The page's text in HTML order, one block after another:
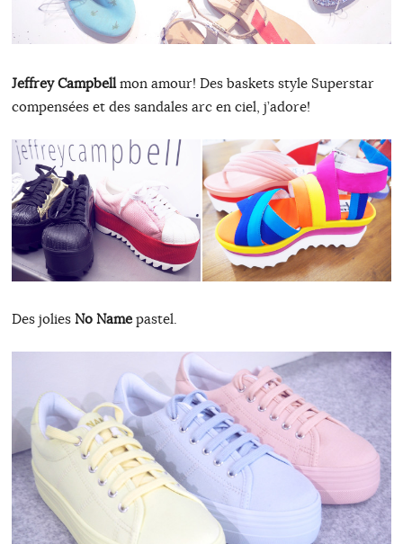
Jeffrey Campbellmon amour! Des baskets style Superstar
compensées et des sandales arc en ciel, j’adore!
Des jolies No Namepastel.